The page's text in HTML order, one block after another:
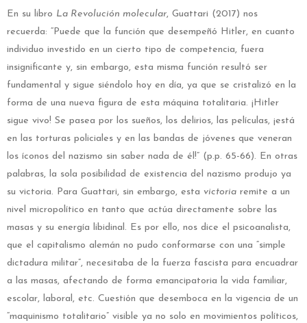
En su libro La Revolución molecular, Guattari (2017) nos
recuerda: “Puede que la función que desempeñó Hitler, en cuanto
individuo investido en un cierto tipo de competencia, fuera
insignificante y, sin embargo, esta misma función resultó ser
fundamental y sigue siéndolo hoy en día, ya que se cristalizó en la
forma de una nueva figura de esta máquina totalitaria. ¡Hitler
sigue vivo! Se pasea por los sueños, los delirios, las películas, ¡está
en las torturas policiales y en las bandas de jóvenes que veneran
los íconos del nazismo sin saber nada de él!” (p.p. 65-66). En otras
palabras, la sola posibilidad de existencia del nazismo produjo ya
su victoria. Para Guattari, sin embargo, esta victoria remite a un
nivel micropolítico en tanto que actúa directamente sobre las
masas y su energía libidinal. Es por ello, nos dice el psicoanalista,
que el capitalismo alemán no pudo conformarse con una “simple
dictadura militar”, necesitaba de la fuerza fascista para encuadrar
a las masas, afectando de forma emancipatoria la vida familiar,
escolar, laboral, etc. Cuestión que desemboca en la vigencia de un
“maquinismo totalitario” visible ya no solo en movimientos políticos,